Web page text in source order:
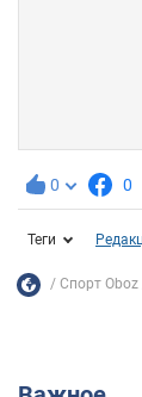
0 0
Теги
Спорт Oboz